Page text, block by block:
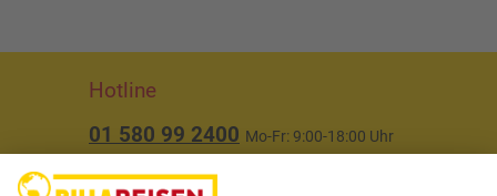
Hotline
01 580 99 2400 Mo-Fr: 9:00-18:00 Uhr